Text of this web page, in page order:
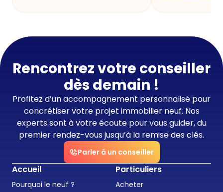
Rencontrez votre conseiller
dès demain !
Profitez d’un accompagnement personnalisé pour
concrétiser votre projet immobilier neuf. Nos
experts sont à votre écoute pour vous guider, du
premier rendez-vous jusqu’à la remise des clés.
Parler à un conseiller
Accueil
Pourquoi le neuf ?
Particuliers
Acheter